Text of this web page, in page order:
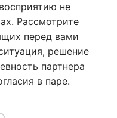
не
Рассмотрите
перед вами
решение
партнера
в паре.